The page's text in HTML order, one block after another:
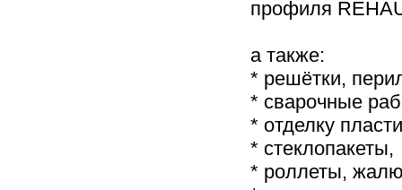
профиля
а также:
* решётки,
* сварочные
* отделку
* стеклопакеты,
* роллеты,